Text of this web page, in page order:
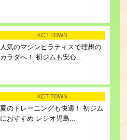
KCT TOWN
人気のマシンピラティスで理想の
カラダへ！ 初ジムも安心...
KCT TOWN
夏のトレーニングも快適！ 初ジム
におすすめ レシオ児島...